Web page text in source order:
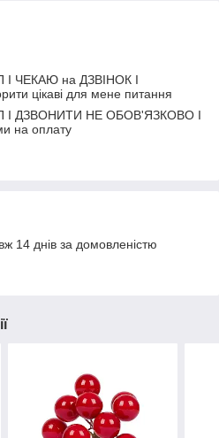
I ЧЕКАЮ на ДЗВІНОК I
цікаві для мене питання
I ДЗВОНИТИ НЕ ОБОВ'ЯЗКОВО I
на оплату
14 днів за домовленістю